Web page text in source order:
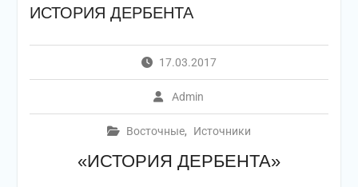
ИСТОРИЯ ДЕРБЕНТА
17.03.2017
Admin
Восточные, Источники
«ИСТОРИЯ ДЕРБЕНТА»